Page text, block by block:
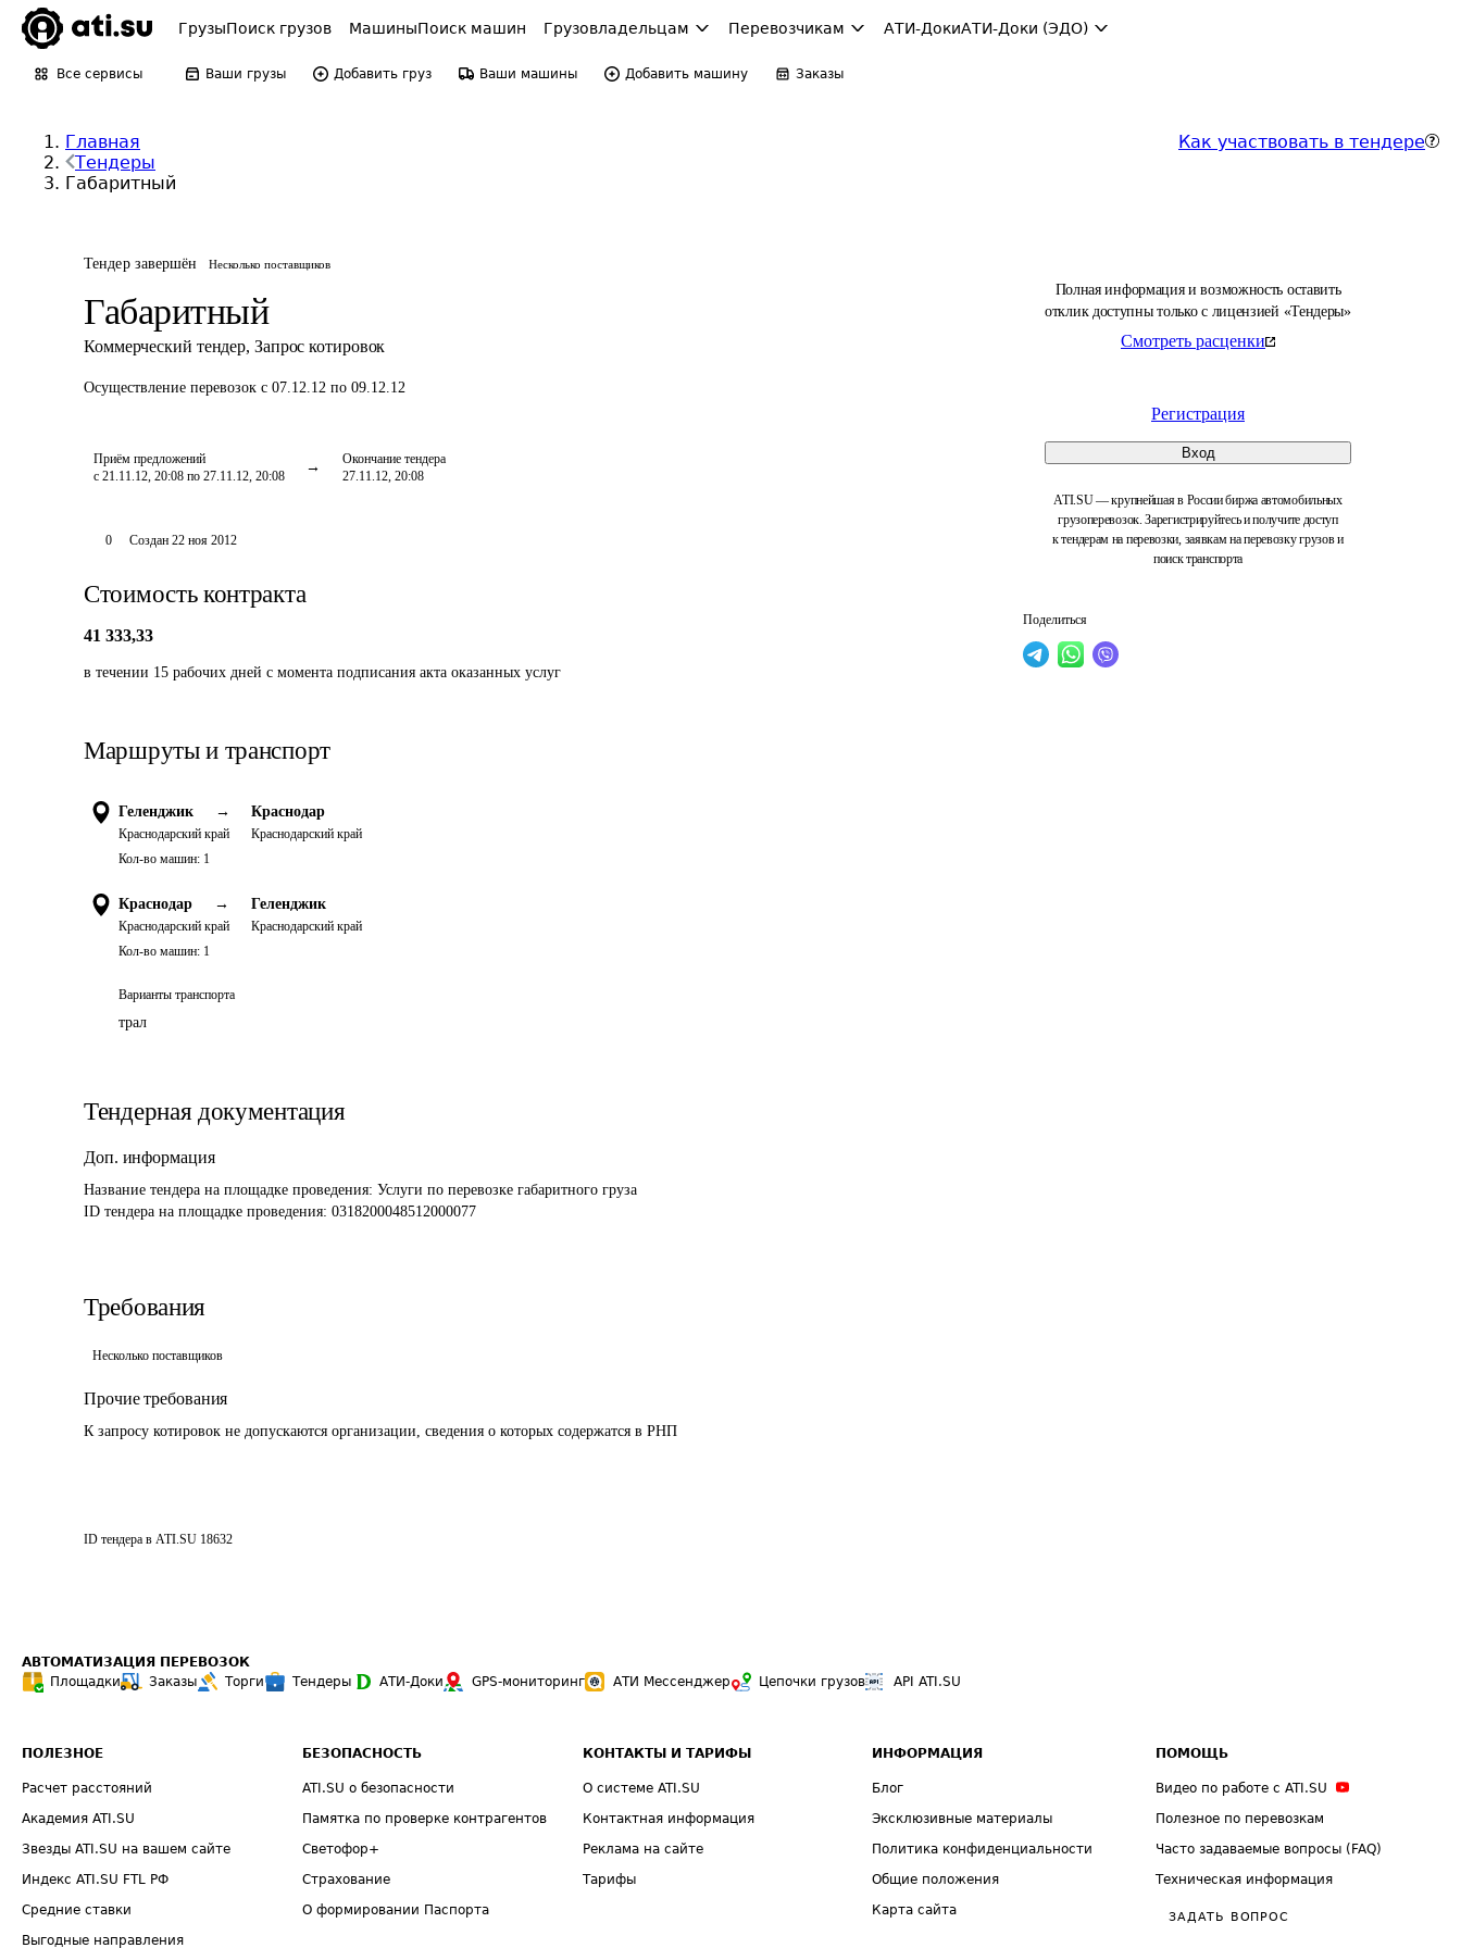
ГрузыПоиск грузов МашиныПоиск машин Грузовладельцам Перевозчикам АТИ-ДокиАТИ-Доки (ЭДО)
Все сервисы Ваши грузы Добавить груз Ваши машины Добавить машину Заказы
Главная
Тендеры
Габаритный
Как участвовать в тендере
Тендер завершён Несколько поставщиков
Габаритный
Коммерческий тендер, Запрос котировок
Осуществление перевозок с 07.12.12 по 09.12.12
Приём предложений
с 21.11.12, 20:08 по 27.11.12, 20:08
Окончание тендера
27.11.12, 20:08
Полная информация и возможность оставить
отклик доступны только с лицензией «Тендеры»
Смотреть расценки
Регистрация
Вход
ATI.SU — крупнейшая в России биржа автомобильных
грузоперевозок. Зарегистрируйтесь и получите доступ
к тендерам на перевозки, заявкам на перевозку грузов и
поиск транспорта
Поделиться
0 Создан 22 ноя 2012
Стоимость контракта
41 333,33
в течении 15 рабочих дней с момента подписания акта оказанных услуг
Маршруты и транспорт
Геленджик →
Краснодарский край
Краснодар
Краснодарский край
Кол-во машин: 1
Краснодар →
Краснодарский край
Геленджик
Краснодарский край
Кол-во машин: 1
Варианты транспорта
трал
Тендерная документация
Доп. информация
Название тендера на площадке проведения: Услуги по перевозке габаритного груза
ID тендера на площадке проведения: 0318200048512000077
Требования
Несколько поставщиков
Прочие требования
К запросу котировок не допускаются организации, сведения о которых содержатся в РНП
ID тендера в ATI.SU 18632
АВТОМАТИЗАЦИЯ ПЕРЕВОЗОК
Площадки
Заказы Торги Тендеры АТИ-Доки GPS-мониторинг АТИ Мессенджер Цепочки грузов API ATI.SU
ПОЛЕЗНОЕ
Расчет расстояний
Академия ATI.SU
Звезды ATI.SU на вашем сайте
Индекс ATI.SU FTL РФ
Средние ставки
Выгодные направления
БЕЗОПАСНОСТЬ
ATI.SU о безопасности
Памятка по проверке контрагентов
Светофор+
Страхование
О формировании Паспорта
КОНТАКТЫ И ТАРИФЫ
О системе ATI.SU
Контактная информация
Реклама на сайте
Тарифы
ИНФОРМАЦИЯ
Блог
Эксклюзивные материалы
Политика конфиденциальности
Общие положения
Карта сайта
ПОМОЩЬ
Видео по работе с ATI.SU
Полезное по перевозкам
Часто задаваемые вопросы (FAQ)
Техническая информация
ЗАДАТЬ ВОПРОС